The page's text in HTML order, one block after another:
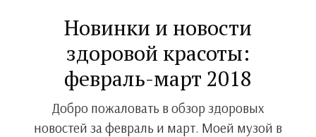
Новинки и новости
здоровой красоты:
февраль-март 2018
Добро пожаловать в обзор здоровых
новостей за февраль и март. Моей музой в